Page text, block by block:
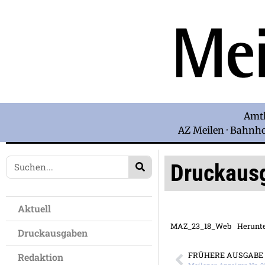
AZ Meilen ·
Aktuell
Druckausgaben
Redaktion
MAZ_23_18_Web
FRÜHERE AUSGABE